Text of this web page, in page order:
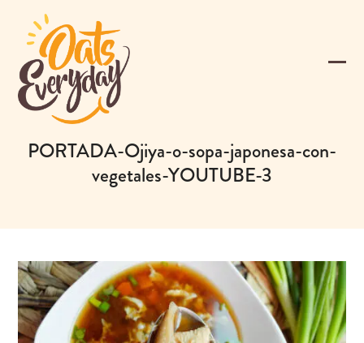
content
PORTADA-Ojiya-o-sopa-japonesa-con-
vegetales-YOUTUBE-3